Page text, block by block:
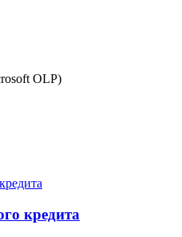
OLP)
кредита